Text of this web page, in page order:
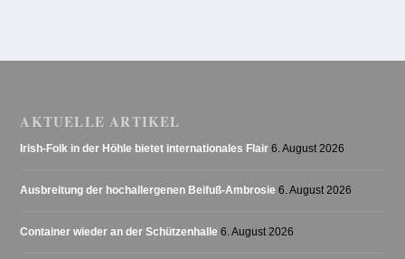
AKTUELLE ARTIKEL
Irish-Folk in der Höhle bietet internationales Flair 6. August 2026
Ausbreitung der hochallergenen Beifuß-Ambrosie 6. August 2026
Container wieder an der Schützenhalle 6. August 2026